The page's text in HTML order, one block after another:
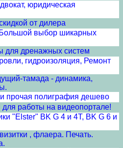
юридическая
от дилера
выбор шикарных
для дренажных систем
гидроизоляция, Ремонт
тамада - динамика,
прочая полиграфия дешево
работы на видеопортале!
"Elster" BK G 4 и 4T, BK G 6 и
, флаера. Печать.